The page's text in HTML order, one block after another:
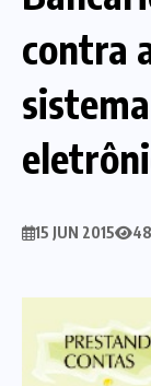
Nossa História
Agenda das
Estatuto
Diretoria
Notícias
Bancos
CEF
Santander
Bradesco
Comunicação
Convênios
Folha d@s
Sindicalize!
Contato
contra
15 JUN 2015